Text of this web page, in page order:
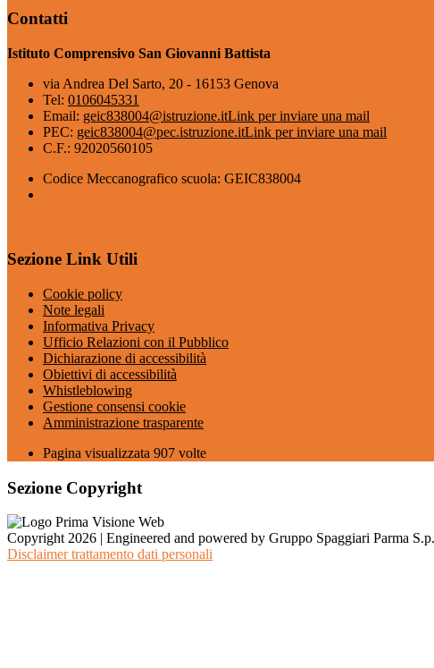
Contatti
Istituto Comprensivo San Giovanni Battista
via Andrea Del Sarto, 20 - 16153 Genova
Tel: 0106045331
Email: geic838004@istruzione.itLink per inviare una mail
PEC: geic838004@pec.istruzione.itLink per inviare una mail
C.F.: 92020560105
Codice Meccanografico scuola: GEIC838004
Sezione Link Utili
Cookie policy
Note legali
Informativa Privacy
Ufficio Relazioni con il Pubblico
Dichiarazione di accessibilità
Obiettivi di accessibilità
Whistleblowing
Gestione consensi cookie
Amministrazione trasparente
Pagina visualizzata 907 volte
Sezione Copyright
Copyright 2026 | Engineered and powered by Gruppo Spaggiari Parma
Disclaimer trattamento dati personali